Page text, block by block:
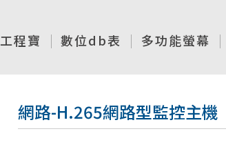
工程寶 數位db表 多功能螢幕
網路-H.265網路型監控主機